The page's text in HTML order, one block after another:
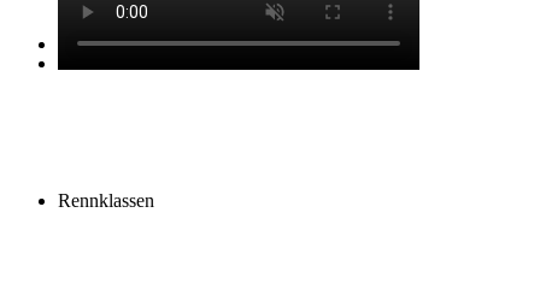
Rennsimulatoren
Rennklassen